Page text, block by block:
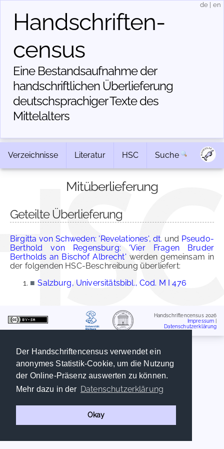
Der Handschriftencensus verwendet ein
anonymes Statistik-Cookie, um die Nutzung
der Online-Präsenz auswerten zu können.
Mehr dazu in der Datenschutzerklärung
Okay
Handschriften­
census
Eine Bestandsaufnahme der
handschriftlichen Über­lieferung
deutschsprachiger Texte des
Mittelalters
de en
Verzeichnisse Literatur HSC Suche
Mitüberlieferung
Geteilte Überlieferung
Birgitta von Schweden: 'Revelationes', dt. und Pseudo-
Berthold von Regensburg: 'Vier Fragen Bruder
Bertholds an Bischof Albrecht' werden gemeinsam in
der folgenden HSC-Beschreibung überliefert:
■ Salzburg, Universitätsbibl., Cod. M I 476
Handschriftencensus 2026
Impressum
Datenschutzerklärung